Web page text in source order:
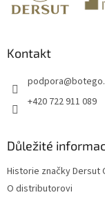
Kontakt
podpora@
+420 722 911 089
Důležité
Historie značky Dersut
O distributorovi